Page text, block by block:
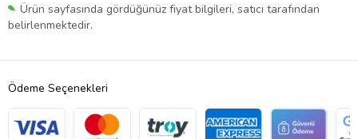
Ürün sayfasında gördüğünüz fiyat bilgileri, satıcı tarafından
belirlenmektedir.
Ödeme Seçenekleri